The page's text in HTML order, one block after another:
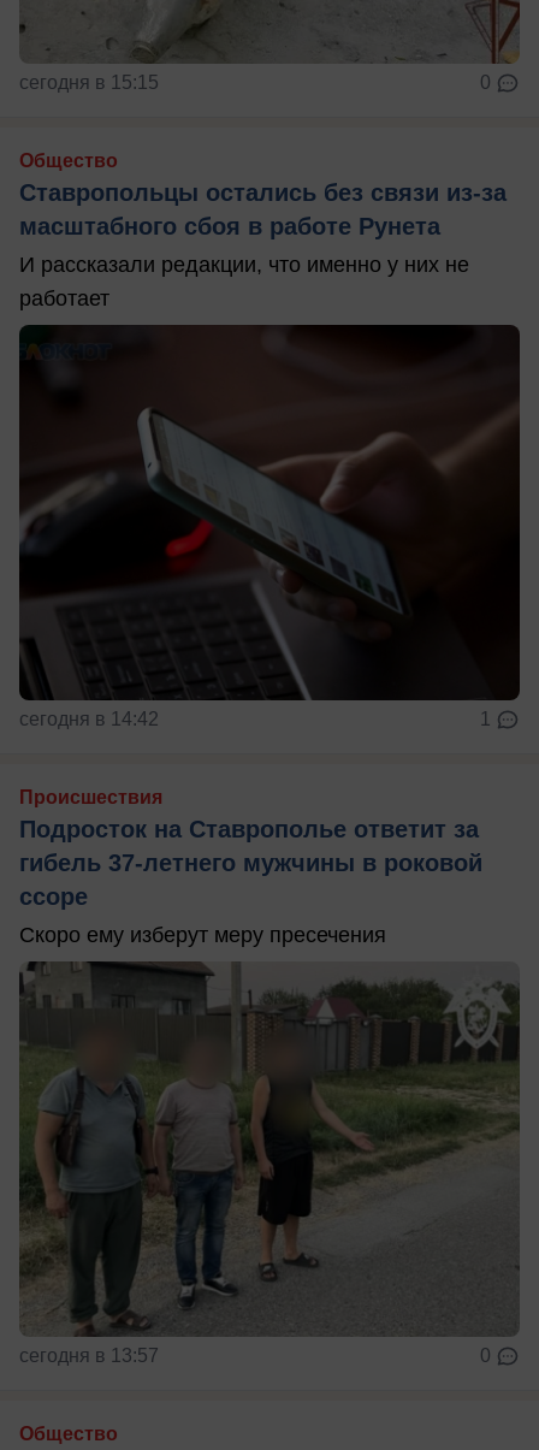
сегодня в 15:15 0
Общество
Ставропольцы остались без связи из-за
масштабного сбоя в работе Рунета
И рассказали редакции, что именно у них не
работает
сегодня в 14:42 1
Происшествия
Подросток на Ставрополье ответит за
гибель 37-летнего мужчины в роковой
ссоре
Скоро ему изберут меру пресечения
сегодня в 13:57 0
Общество